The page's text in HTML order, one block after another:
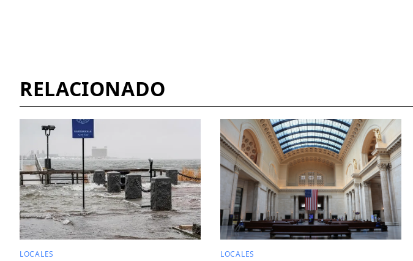
RELACIONADO
LOCALES LOCALES